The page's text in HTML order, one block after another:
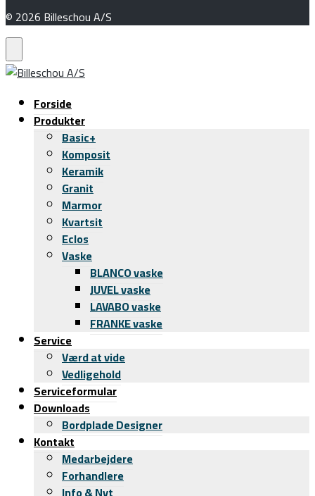
© 2026 Billeschou A/S
Forside
Produkter
Basic+
Komposit
Keramik
Granit
Marmor
Kvartsit
Eclos
Vaske
BLANCO vaske
JUVEL vaske
LAVABO vaske
FRANKE vaske
Service
Værd at vide
Vedligehold
Serviceformular
Downloads
Bordplade Designer
Kontakt
Medarbejdere
Forhandlere